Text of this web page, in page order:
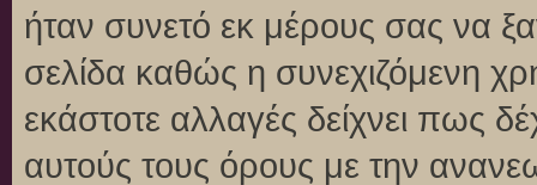
ήταν συνετό εκ μέρους σας να
σελίδα καθώς η συνεχιζόμενη
εκάστοτε αλλαγές δείχνει πως
αυτούς τους όρους με την